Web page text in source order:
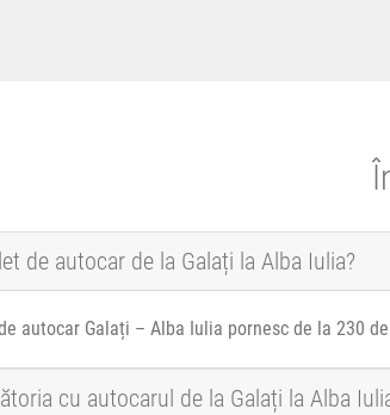
de autocar de la Galați la Alba Iulia?
autocar Galați – Alba Iulia pornesc de la 230
cu autocarul de la Galați la Alba